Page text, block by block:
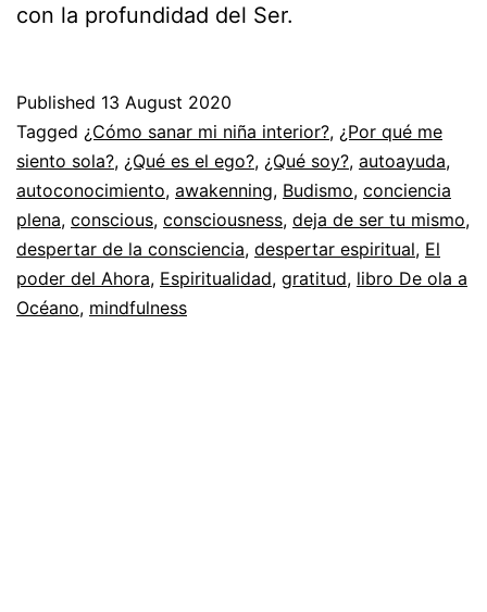
con la profundidad del Ser.
Published 13 August 2020
Categorized
as
Espiritualidad
Tagged ¿Cómo sanar mi niña interior?, ¿Por qué me
siento sola?, ¿Qué es el ego?, ¿Qué soy?, autoayuda,
autoconocimiento, awakenning, Budismo, conciencia
plena, conscious, consciousness, deja de ser tu mismo,
despertar de la consciencia, despertar espiritual, El
poder del Ahora, Espiritualidad, gratitud, libro De ola a
Océano, mindfulness